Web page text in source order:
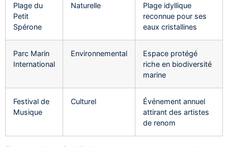
Plage du
Petit
Spérone
Naturelle
Plage idyllique
reconnue pour ses
eaux cristallines
Parc Marin
International
Environnemental
Espace protégé
riche en biodiversité
marine
Festival de
Musique
Culturel
Événement annuel
attirant des artistes
de renom